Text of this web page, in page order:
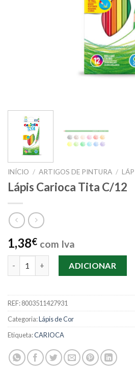
INÍCIO / ARTIGOS DE PINTURA /
Lápis Carioca Tita C/12
1,38€ com Iva
ADICIONAR
REF:8003511427931
Categoria:Lápis de Cor
Etiqueta:CARIOCA